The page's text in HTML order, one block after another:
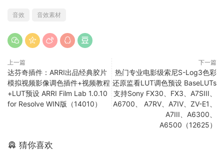
音效 音效素材
上一篇
达芬奇插件：ARRI出品经典胶片
模拟视频影像调色插件+视频教程
+LUT预设 ARRI Film Lab 1.0.10
for Resolve WIN版（14010）
下一篇
热门专业电影级索尼S-Log3色彩
还原监看LUT调色预设 BaseLUTs
支持Sony FX30、FX3、A7SIII、
A6700、 A7RV、A7IV、ZV-E1、
A7III、A6300、
A6500（12625）
猜你喜欢